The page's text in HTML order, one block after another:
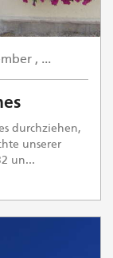
, ...
durchziehen,
unserer
un...